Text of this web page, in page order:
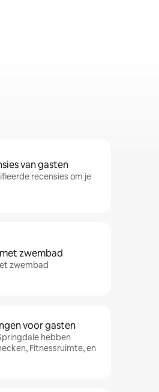
van gasten
recensies om je
zwembad
zwembad
voor gasten
hebben
Fitnessruimte, en